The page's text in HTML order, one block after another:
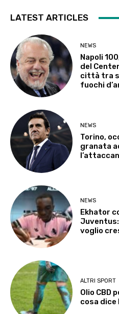
LATEST ARTICLES
NEWS
Napoli
del
città tra
fuochi
NEWS
Torino,
granata
NEWS
Ekhator
Juventus:
voglio
ALTRI SPORT
Olio CBD
cosa dice